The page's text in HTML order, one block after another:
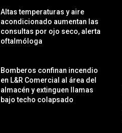
Altas temperaturas y aire
acondicionado aumentan las
consultas por ojo seco, alerta
oftalmóloga
Bomberos confinan incendio
en L&R Comercial al área del
almacén y extinguen llamas
bajo techo colapsado